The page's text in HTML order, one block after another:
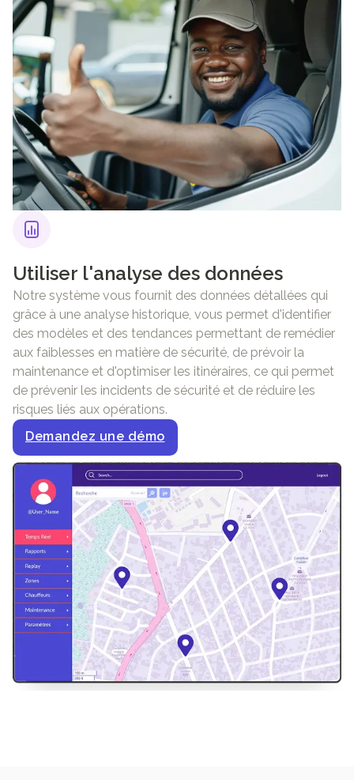
Utiliser l'analyse des données
Notre système vous fournit des données détallées qui
grâce à une analyse historique, vous permet d'identifier
des modèles et des tendances permettant de remédier
aux faiblesses en matière de sécurité, de prévoir la
maintenance et d'optimiser les itinéraires, ce qui permet
de prévenir les incidents de sécurité et de réduire les
risques liés aux opérations.
Demandez une démo